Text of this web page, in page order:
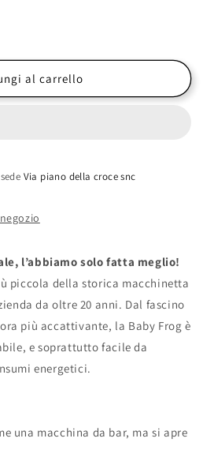
al carrello
Via piano della croce snc
l’abbiamo solo fatta meglio!
piccola della storica macchinetta
da oltre 20 anni. Dal fascino
più accattivante, la Baby Frog è
e soprattutto facile da
energetici.
una macchina da bar, ma si apre